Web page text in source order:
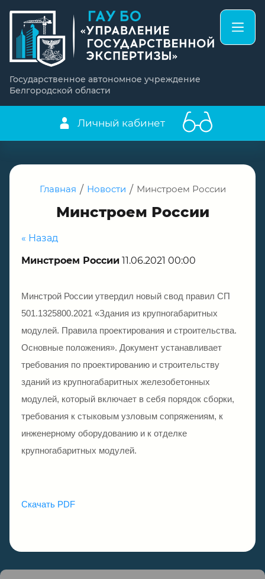
Государственное автономное учреждение
Белгородской области
Личный кабинет
Главная / Новости / Минстроем России
Минстроем России
« Назад
Минстроем России 11.06.2021 00:00
Минстрой России утвердил новый свод правил СП
501.1325800.2021 «Здания из крупногабаритных
модулей. Правила проектирования и строительства.
Основные положения». Документ устанавливает
требования по проектированию и строительству
зданий из крупногабаритных железобетонных
модулей, который включает в себя порядок сборки,
требования к стыковым узловым сопряжениям, к
инженерному оборудованию и к отделке
крупногабаритных модулей.
Скачать PDF